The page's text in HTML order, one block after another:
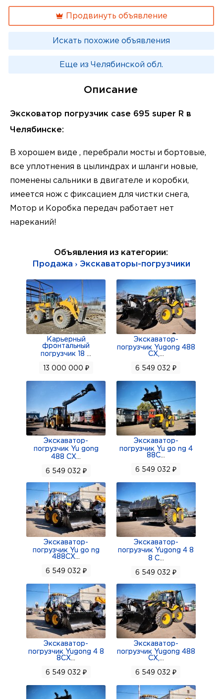
Продвинуть объявление
Искать похожие объявления
Еще из Челябинской обл.
Описание
Эксковатор погрузчик case 695 super R в
Челябинске:
В хорошем виде , перебрали мосты и бортовые,
все уплотнения в цылиндрах и шланги новые,
поменены сальники в двигателе и коробки,
имеется нож с фиксацием для чистки снега,
Мотор и Коробка передач работает нет
нареканий!
Объявления из категории:
Продажа › Экскаваторы-погрузчики
Карьерный
фронтальный
погрузчик 18
13 000 000 ₽
Экскаватор-
погрузчик Yugong 488
CX,
6 549 032 ₽
Экскаватор-
погрузчик Yu gong
488 CX
6 549 032 ₽
Экскаватор-
погрузчик Yu go ng 4
88C
6 549 032 ₽
Экскаватор-
погрузчик Yu go ng
488CX
6 549 032 ₽
Экскаватор-
погрузчик Yugong 4 8
8 C...
6 549 032 ₽
Экскаватор-
погрузчик Yugong 4 8
8CX
6 549 032 ₽
Экскаватор-
погрузчик Yugong 488
CX,
6 549 032 ₽